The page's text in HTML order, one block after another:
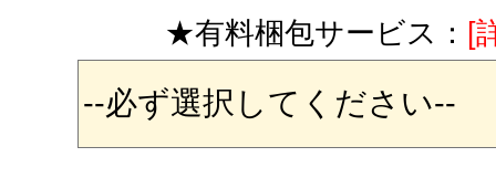
★有料梱包サービス： [